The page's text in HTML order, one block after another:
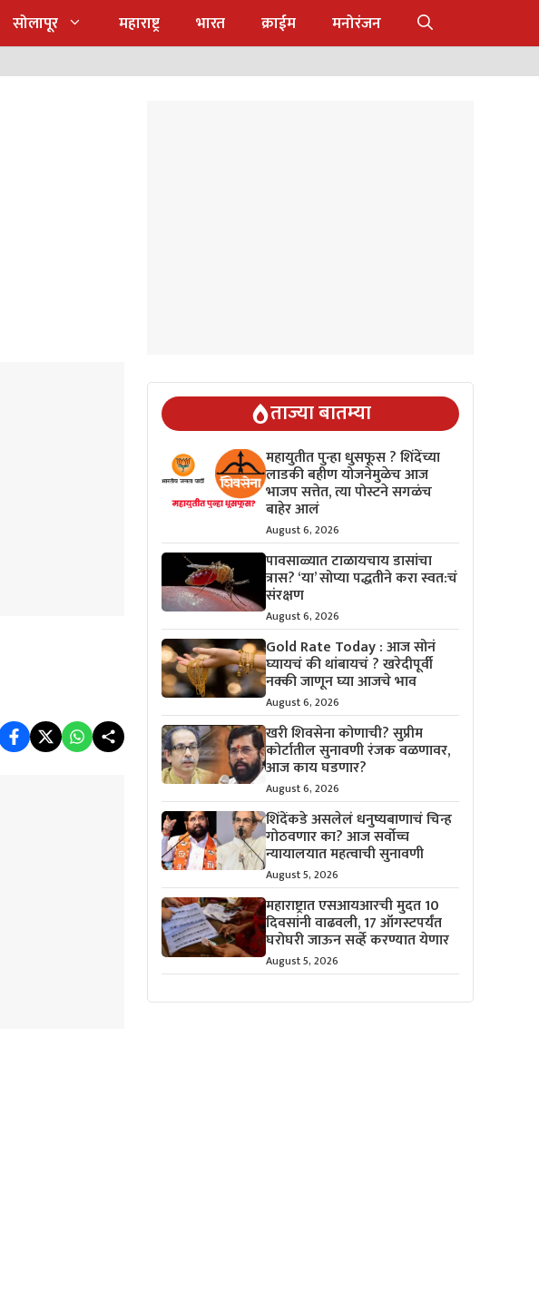
सोलापूर महाराष्ट्र भारत क्राईम मनोरंजन
ताज्या बातम्या
महायुतीत पुन्हा धुसफूस ? शिंदेंच्या
लाडकी बहीण योजनेमुळेच आज
भाजप सत्तेत, त्या पोस्टने सगळंच
बाहेर आलं
August 6, 2026
पावसाळ्यात टाळायचाय डासांचा
त्रास? ‘या’ सोप्या पद्धतीने करा स्वत:चं
संरक्षण
August 6, 2026
Gold Rate Today : आज सोनं
घ्यायचं की थांबायचं ? खरेदीपूर्वी
नक्की जाणून घ्या आजचे भाव
August 6, 2026
खरी शिवसेना कोणाची? सुप्रीम
कोर्टातील सुनावणी रंजक वळणावर,
आज काय घडणार?
August 6, 2026
शिंदेंकडे असलेलं धनुष्यबाणाचं चिन्ह
गोठवणार का? आज सर्वोच्च
न्यायालयात महत्वाची सुनावणी
August 5, 2026
महाराष्ट्रात एसआयआरची मुदत 10
दिवसांनी वाढवली, 17 ऑगस्टपर्यंत
घरोघरी जाऊन सर्व्हे करण्यात येणार
August 5, 2026